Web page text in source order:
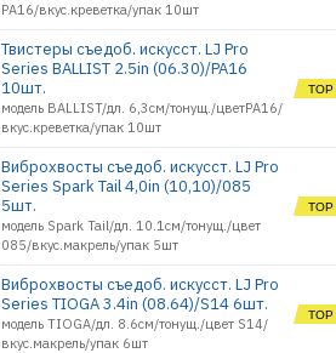
PA16/вкус.креветка/упак 10шт
Твистеры съедоб. искусст. LJ Pro
Series BALLIST 2.5in (06.30)/PA16
10шт.
модель BALLIST/дл. 6,3см/тонущ./цветPA16/
вкус.креветка/упак 10шт
Виброхвосты съедоб. искусст. LJ Pro
Series Spark Tail 4,0in (10,10)/085
5шт.
модель Spark Tail/дл. 10.1см/тонущ./цвет
085/вкус.макрель/упак 5шт
Виброхвосты съедоб. искусст. LJ Pro
Series TIOGA 3.4in (08.64)/S14 6шт.
модель TIOGA/дл. 8.6см/тонущ./цвет S14/
вкус.макрель/упак 6шт